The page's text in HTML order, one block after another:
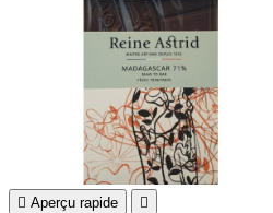
 Aperçu rapide 